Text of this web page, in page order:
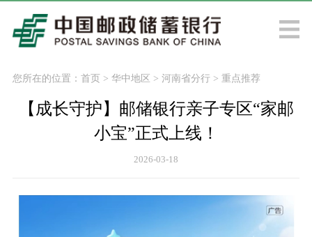
您所在的位置： 首页> 华中地区 > 河南省分行> 重点推荐
【成长守护】邮储银行亲子专区“家邮
小宝”正式上线！
2026-03-18